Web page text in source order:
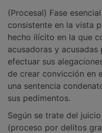
(Procesal) Fase
consistente en la vista
hecho ilícito en la que
acusadoras y
efectuar sus
de crear convicción en
una sentencia
sus pedimentos.
Según se trate del
(proceso por delitos